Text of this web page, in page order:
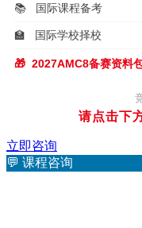
📚 国际课程备考
🏫 国际学校择校
🎁 2027AMC8备赛资料
请点击下
立即咨询
💬 课程咨询